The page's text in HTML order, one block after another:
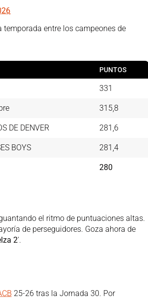
entre los campeones de
PUNTOS
331
315,8
DE DENVER 281,6
BOYS 281,4
280
el ritmo de puntuaciones altas.
de perseguidores. Goza ahora de
2'.
25-26 tras la Jornada 30. Por